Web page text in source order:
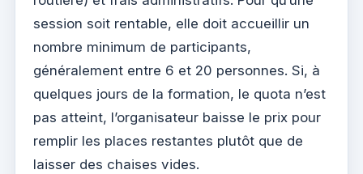
session soit rentable, elle doit accueillir un
nombre minimum de participants,
généralement entre 6 et 20 personnes. Si, à
quelques jours de la formation, le quota n’est
pas atteint, l’organisateur baisse le prix pour
remplir les places restantes plutôt que de
laisser des chaises vides.